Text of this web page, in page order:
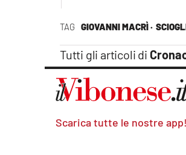
TAG GIOVANNI MACRÌ ·
Tutti gli articoli di
Scarica tutte le nostre app!